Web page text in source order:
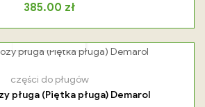
385.00 zł
części do pługów
pługa (Piętka pługa) Demarol